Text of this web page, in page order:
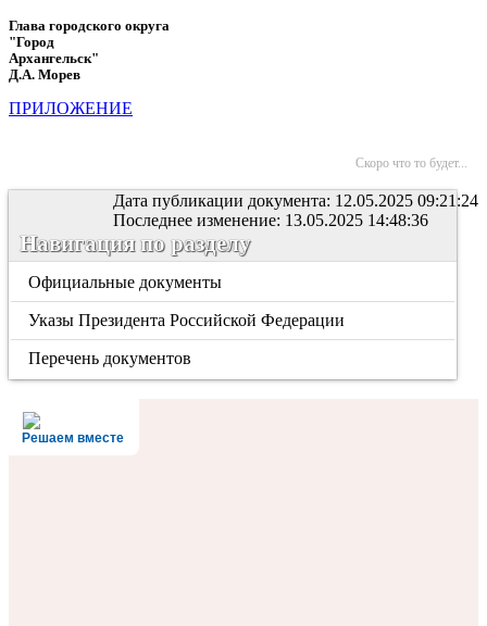
Глава городского округа
"Город
Архангельск"
Д.А. Морев
ПРИЛОЖЕНИЕ
Скоро что то будет...
Дата публикации документа: 12.05.2025 09:21:24
Последнее изменение: 13.05.2025 14:48:36
Навигация по разделу
Официальные документы
Указы Президента Российской Федерации
Перечень документов
Решаем вместе